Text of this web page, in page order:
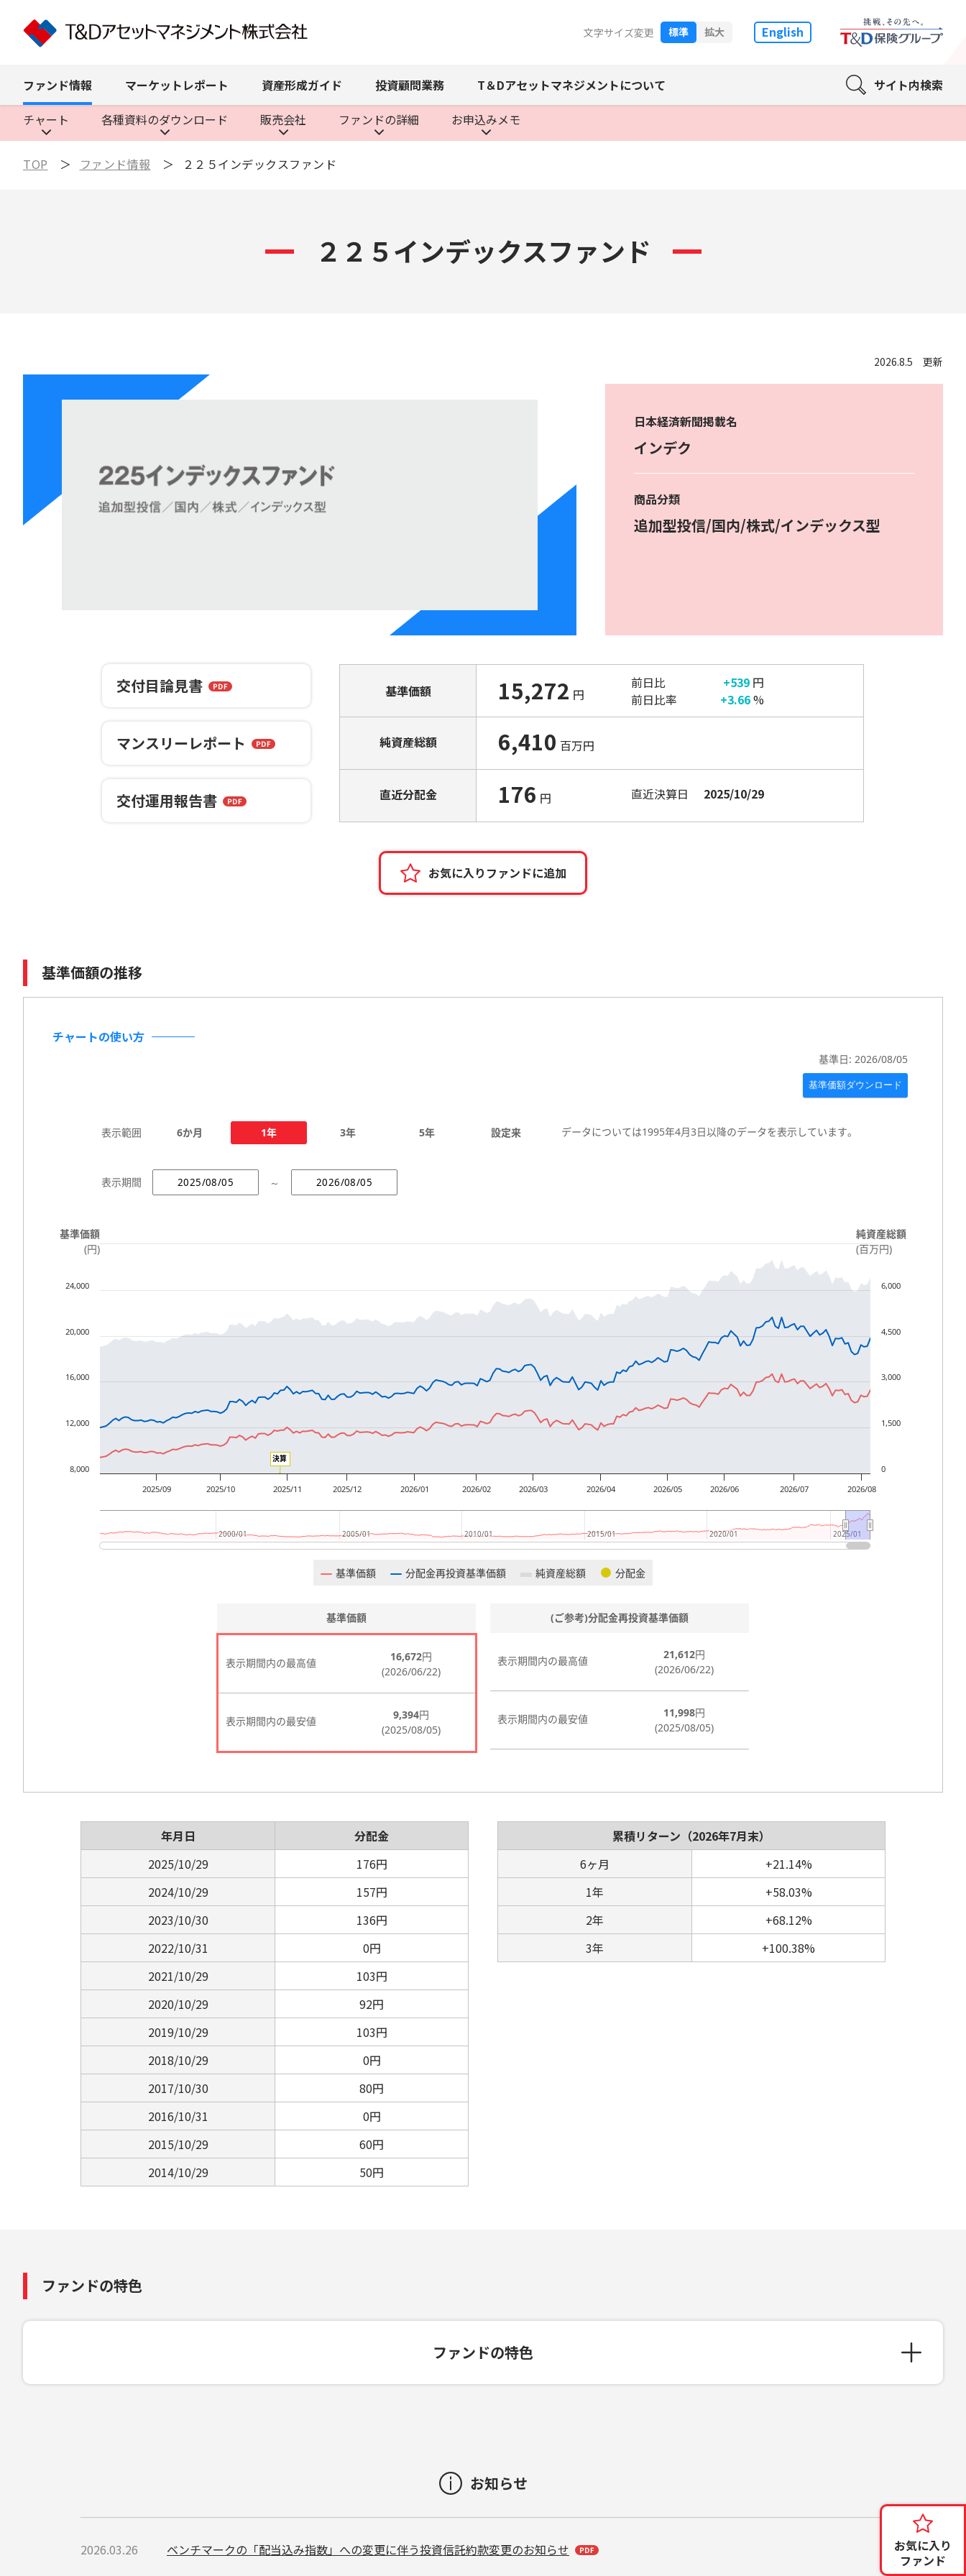
文字サイズ変更 標準 拡大 English
ファンド情報 マーケット レポート 資産形成ガイド 投資顧問業務 T＆Dアセットマネジメントについて
サイト内検索
チャート
各種資料のダウンロード 販売会社 ファンドの詳細 お申込みメモ
TOP ファンド情報 ２２５インデックスファンド
２２５インデックスファンド
2026.8.5 更新
日本経済新聞掲載名
インデク
商品分類
追加型投信/国内/株式/インデックス型
交付目論見書
マンスリーレポート
交付運用報告書
基準価額 15,272 円
前日比 +539 円
前日比率
+3.66%
純資産総額 6,410 百万円
直近分配金 176 円 直近決算日 2025/10/29
お気に入りファンドに追加
基準価額の推移
チャートの使い方
年月日
分配金
2025/10/29
176円
2024/10/29
157円
2023/10/30
136円
2022/10/31
0円
2021/10/29
103円
2020/10/29
92円
2019/10/29
103円
2018/10/29
0円
2017/10/30
80円
2016/10/31
0円
2015/10/29
60円
2014/10/29
50円
累積リターン （2026年7月末）
6ヶ月
+21.14%
1年
+58.03%
2年
+68.12%
3年
+100.38%
ファンドの特色
ファンドの特色
お知らせ
2026.03.26 ベンチマークの「配当込み指数」への変更に伴う投資信託約款変更のお知らせ
お気に入り
ファンド